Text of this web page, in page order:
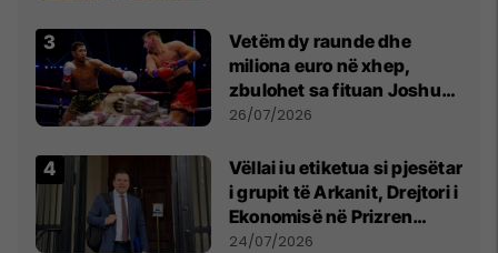
Vetëm dy raunde dhe
miliona euro në xhep,
zbulohet sa fituan Joshua
e Prenga
26/07/2026
Vëllai iu etiketua si pjesëtar
i grupit të Arkanit, Drejtori i
Ekonomisë në Prizren
mohon pretendimet
24/07/2026